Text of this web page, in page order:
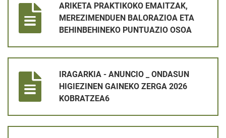
ARIKETA PRAKTIKOKO EMAITZAK,
MEREZIMENDUEN BALORAZIOA ETA
BEHINBEHINEKO PUNTUAZIO OSOA
IRAGARKIA - ANUNCIO _ ONDASUN
HIGIEZINEN GAINEKO ZERGA 2026
KOBRATZEA6